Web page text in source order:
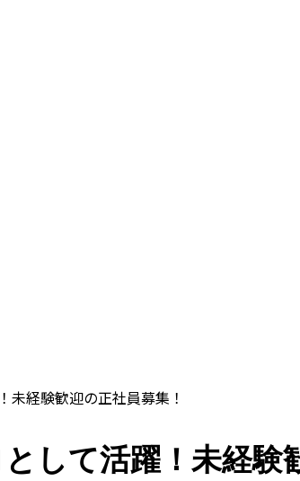
未経験歓迎の正社員募集！
して活躍！未経験